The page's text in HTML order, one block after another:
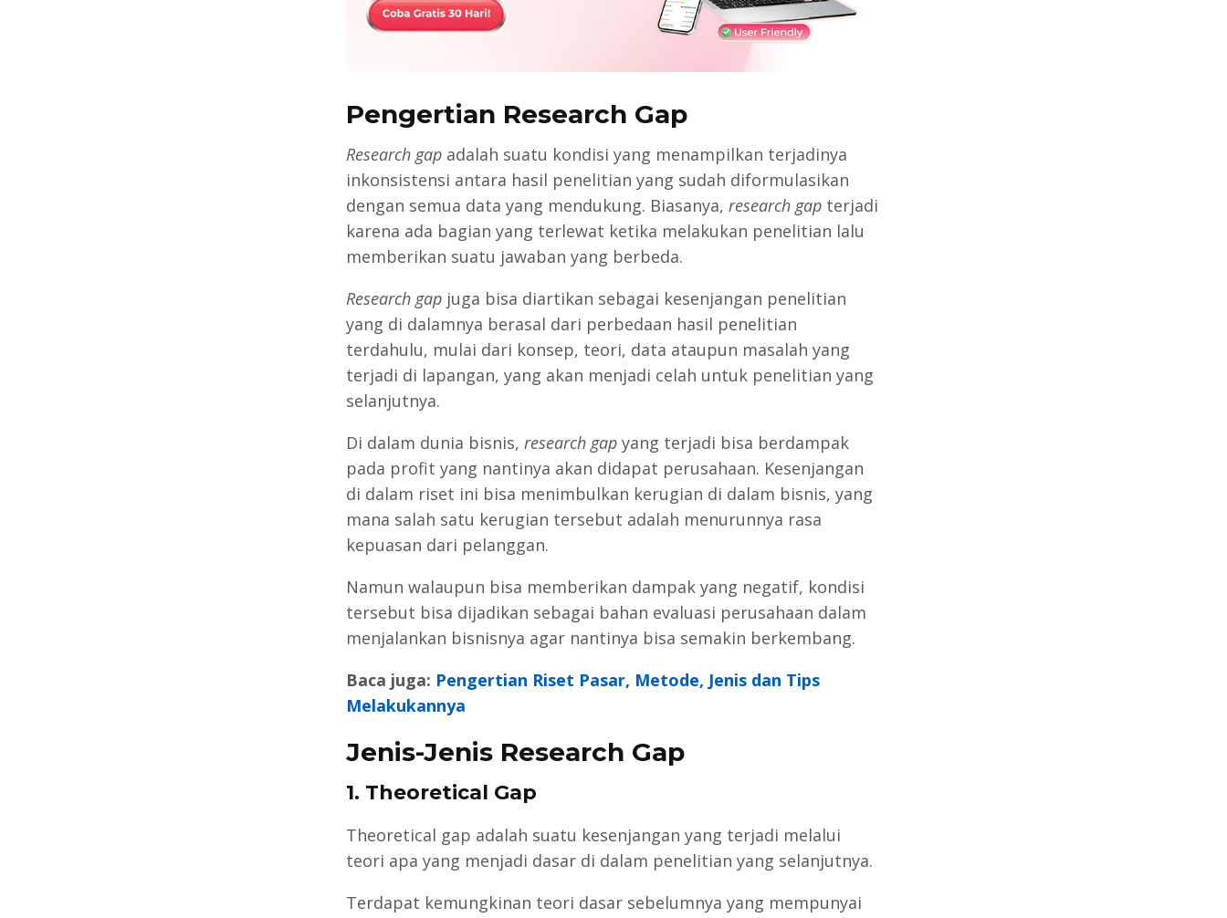
Pengertian Research Gap
Research gapadalah suatu kondisi yang menampilkan terjadinya
inkonsistensi antara hasil penelitian yang sudah diformulasikan
dengan semua data yang mendukung. Biasanya, research gapterjadi
karena ada bagian yang terlewat ketika melakukan penelitian lalu
memberikan suatu jawaban yang berbeda.
Research gapjuga bisa diartikan sebagai kesenjangan penelitian
yang di dalamnya berasal dari perbedaan hasil penelitian
terdahulu, mulai dari konsep, teori, data ataupun masalah yang
terjadi di lapangan, yang akan menjadi celah untuk penelitian yang
selanjutnya.
Di dalam dunia bisnis, research gapyang terjadi bisa berdampak
pada profit yang nantinya akan didapat perusahaan. Kesenjangan
di dalam riset ini bisa menimbulkan kerugian di dalam bisnis, yang
mana salah satu kerugian tersebut adalah menurunnya rasa
kepuasan dari pelanggan.
Namun walaupun bisa memberikan dampak yang negatif, kondisi
tersebut bisa dijadikan sebagai bahan evaluasi perusahaan dalam
menjalankan bisnisnya agar nantinya bisa semakin berkembang.
Baca juga: Pengertian Riset Pasar, Metode, Jenis dan Tips
Melakukannya
Jenis-Jenis Research Gap
1. Theoretical Gap
Theoretical gap adalah suatu kesenjangan yang terjadi melalui
teori apa yang menjadi dasar di dalam penelitian yang selanjutnya.
Terdapat kemungkinan teori dasar sebelumnya yang mempunyai